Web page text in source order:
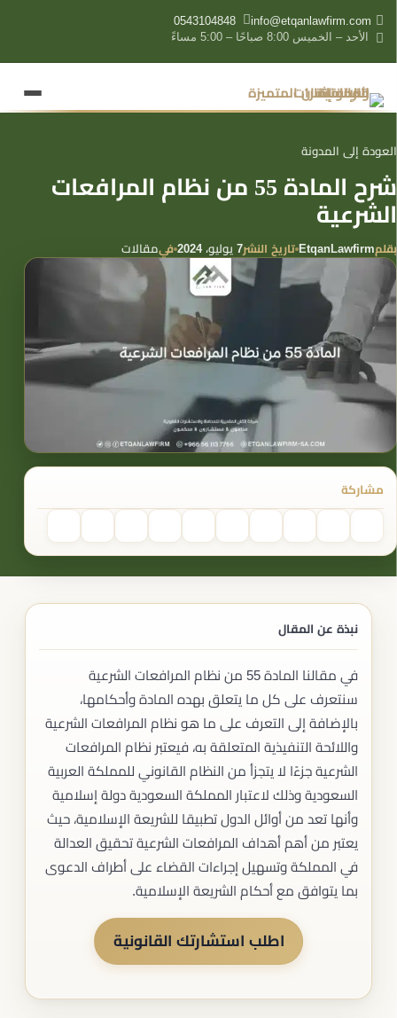
info@etqanlawfirm.com
0543104848
الأحد – الخميس 8:00 صباحًا – 5:00 مساءً
العودة إلى المدونة
شرح المادة 55 من نظام المرافعات
الشرعية
بقلمEtqanLawfirm تاريخ النشر7 يوليو، 2024 فيمقالات
مشاركة
نبذة عن المقال
في مقالنا المادة 55 من نظام المرافعات الشرعية
سنتعرف على كل ما يتعلق بهده المادة وأحكامها،
بالإضافة إلى التعرف على ما هو نظام المرافعات الشرعية
واللائحة التنفيذية المتعلقة به، فيعتبر نظام المرافعات
الشرعية جزءًا لا يتجزأ من النظام القانوني للمملكة العربية
السعودية وذلك لاعتبار المملكة السعودية دولة إسلامية
وأنها تعد من أوائل الدول تطبيقا للشريعة الإسلامية، حيث
يعتبر من أهم أهداف المرافعات الشرعية تحقيق العدالة
في المملكة وتسهيل إجراءات القضاء على أطراف الدعوى
بما يتوافق مع أحكام الشريعة الإسلامية.
اطلب استشارتك القانونية